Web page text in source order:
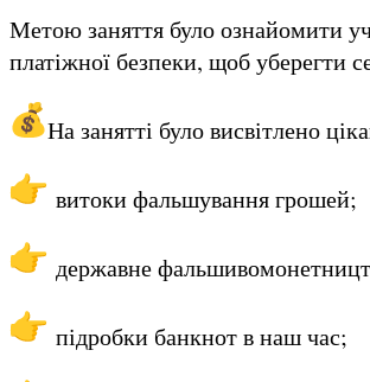
Метою заняття було ознайомити
платіжної безпеки, щоб уберегти
На занятті було висвітлено
витоки фальшування грошей;
державне
підробки банкнот в наш час;